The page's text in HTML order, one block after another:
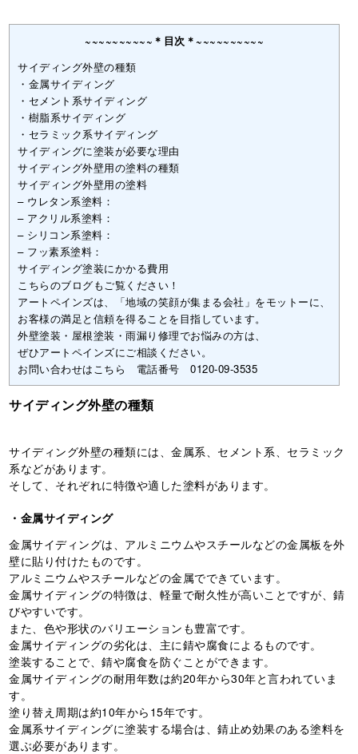
~~~~~~~~~~＊目次＊~~~~~~~~~~
サイディング外壁の種類
・金属サイディング
・セメント系サイディング
・樹脂系サイディング
・セラミック系サイディング
サイディングに塗装が必要な理由
サイディング外壁用の塗料の種類
サイディング外壁用の塗料
– ウレタン系塗料：
– アクリル系塗料：
– シリコン系塗料：
– フッ素系塗料：
サイディング塗装にかかる費用
こちらのブログもご覧ください！
アートペインズは、「地域の笑顔が集まる会社」をモットーに、
お客様の満足と信頼を得ることを目指しています。
外壁塗装・屋根塗装・雨漏り修理でお悩みの方は、
ぜひアートペインズにご相談ください。
お問い合わせはこちら 電話番号 0120-09-3535
サイディング外壁の種類
サイディング外壁の種類には、金属系、セメント系、セラミック
系などがあります。
そして、それぞれに特徴や適した塗料があります。
・金属サイディング
金属サイディングは、アルミニウムやスチールなどの金属板を外
壁に貼り付けたものです。
アルミニウムやスチールなどの金属でできています。
金属サイディングの特徴は、軽量で耐久性が高いことですが、錆
びやすいです。
また、色や形状のバリエーションも豊富です。
金属サイディングの劣化は、主に錆や腐食によるものです。
塗装することで、錆や腐食を防ぐことができます。
金属サイディングの耐用年数は約20年から30年と言われていま
す。
塗り替え周期は約10年から15年です。
金属系サイディングに塗装する場合は、錆止め効果のある塗料を
選ぶ必要があります。